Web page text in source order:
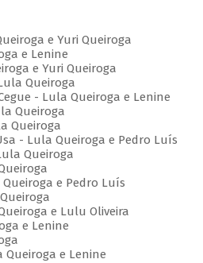
e Yuri Queiroga
e Lenine
e Yuri Queiroga
Queiroga
- Lula Queiroga e Lenine
Queiroga
Queiroga
- Lula Queiroga e Pedro Luís
Queiroga
e Pedro Luís
e Lulu Oliveira
e Lenine
Queiroga e Lenine